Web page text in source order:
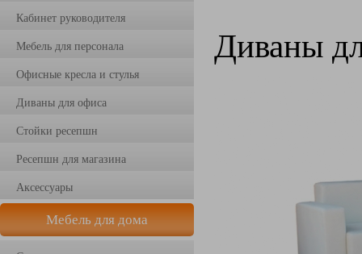
Кабинет руководителя
Мебель для персонала
Офисные кресла и стулья
Диваны для офиса
Стойки ресепшн
Ресепшн для магазина
Аксессуары
Мебель для дома
Диваны